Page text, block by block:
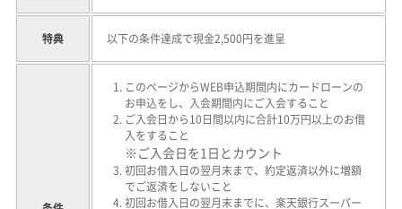
特典 以下の条件達成で現金2,500円を進呈
このページからWEB申込期間内にカードローンの
お申込をし、入会期間内にご入会すること
ご入会日から10日間以内に合計10万円以上のお借
入をすること
※ご入会日を1日とカウント
初回お借入日の翌月末まで、約定返済以外に増額
でご返済をしないこと
初回お借入日の翌月末までに、楽天銀行スーパー